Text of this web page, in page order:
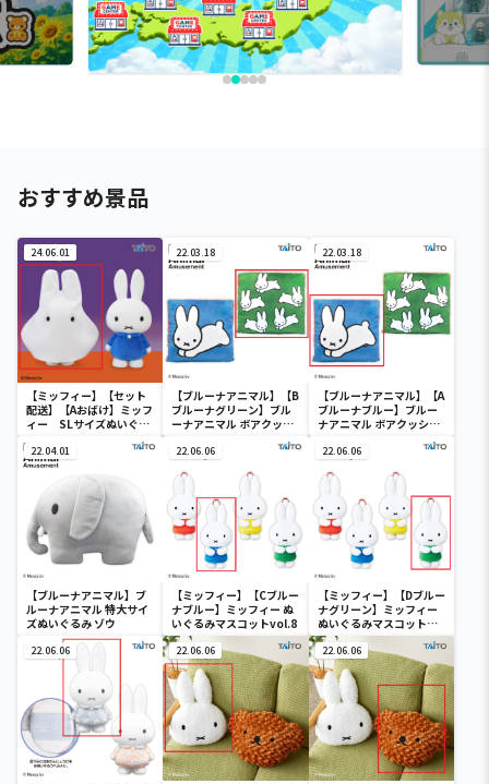
おすすめ景品
24.06.01
【ミッフィー】【セット
配送】【Aおばけ】ミッフ
ィー SLサイズぬいぐる
22.03.18
【ブルーナアニマル】【B
ブルーナグリーン】ブル
ーナアニマル ボアクッシ
22.03.18
【ブルーナアニマル】【A
ブルーナブルー】ブルー
ナアニマル ボアクッショ
22.04.01
【ブルーナアニマル】ブ
ルーナアニマル 特大サイ
ズぬいぐるみ ゾウ
22.06.06
【ミッフィー】【Cブルー
ナブルー】ミッフィー ぬ
いぐるみマスコットvol.8
22.06.06
【ミッフィー】【Dブルー
ナグリーン】ミッフィー
ぬいぐるみマスコット
vol.8
22.06.06 22.06.06 22.06.06